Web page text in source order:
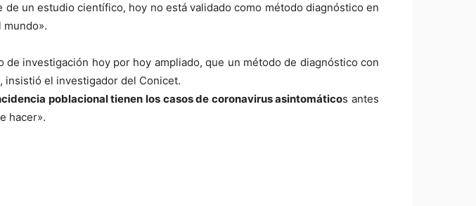
un estudio científico, hoy no está validado como método diagnóstico en
mundo».
investigación hoy por hoy ampliado, que un método de diagnóstico con
insistió el investigador del Conicet.
poblacional tienen los casos de coronavirus asintomáticos antes
hacer».